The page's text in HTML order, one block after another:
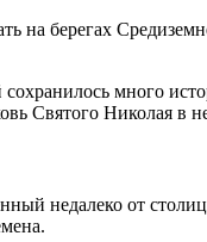
на берегах
сохранилось много
Святого Николая в
недалеко от